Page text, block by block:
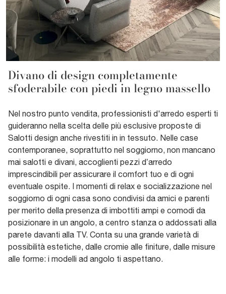
Divano di design completamente
sfoderabile con piedi in legno massello
Nel nostro punto vendita, professionisti d'arredo esperti ti
guideranno nella scelta delle più esclusive proposte di
Salotti design anche rivestiti in in tessuto. Nelle case
contemporanee, soprattutto nel soggiorno, non mancano
mai salotti e divani, accoglienti pezzi d’arredo
imprescindibili per assicurare il comfort tuo e di ogni
eventuale ospite. I momenti di relax e socializzazione nel
soggiorno di ogni casa sono condivisi da amici e parenti
per merito della presenza di imbottiti ampi e comodi da
posizionare in un angolo, a centro stanza o addossati alla
parete davanti alla TV. Conta su una grande varietà di
possibilità estetiche, dalle cromie alle finiture, dalle misure
alle forme: i modelli ad angolo ti aspettano.